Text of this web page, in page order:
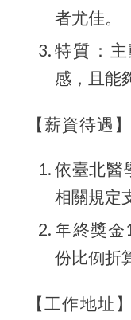
者尤佳。
特質：
感，且能
【薪資待遇】
依臺北醫
相關規定
年終獎金
份比例折
【工作地址